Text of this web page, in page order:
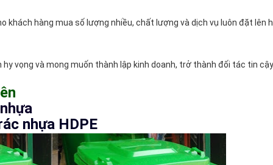
khách hàng mua số lượng nhiều, chất lượng và dịch vụ luôn đặt lên
hy vọng và mong muốn thành lập kinh doanh, trở thành đối tác tin cậy
nhựa HDPE